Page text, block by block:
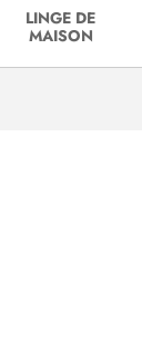
LINGE DE
MAISON